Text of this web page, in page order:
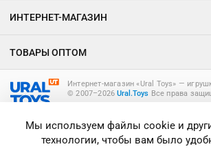
Интернет-магазин «Ural Toys» ―
© 2007–2026Ural.Toys Все права
ИНТЕРНЕТ-МАГАЗИН
ТОВАРЫ ОПТОМ
Мы используем файлы cookie и
технологии, чтобы вам было